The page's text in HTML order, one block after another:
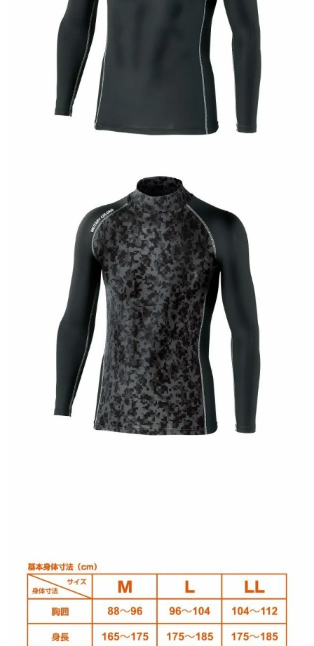
「AFTEE先享後付」，若未經同意申辦者引起之損失，本公司不負相關責
４．使用「AFTEE先享後付」時，將依據個別帳號之用戶狀況，依本公司即
時審查核予不同之上限額度；若仍有額度不足之情形，本公司將視審查結果
請求用戶進行身份認證。
５．嚴禁一人註冊多個帳號或使用他人資訊註冊。若發現惡意使用之情形，
恩沛科技股份有限公司將有權停止該用戶之使用額度並採取法律行動。
貨到付款（門市自取請勿下單，請聯繫客服）
每筆NT$200，滿NT$3,000(含以上)免運費
國家/地區配送(**下單前請私訊客服確認實際運費(運費另
計)，訂單才得以成立**)